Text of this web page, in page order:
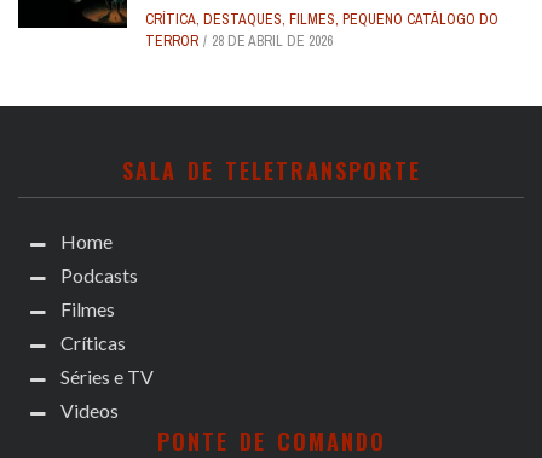
CRÍTICA, DESTAQUES, FILMES, PEQUENO CATÁLOGO DO
TERROR
28 DE ABRIL DE 2026
SALA DE TELETRANSPORTE
Home
Podcasts
Filmes
Críticas
Séries e TV
Videos
PONTE DE COMANDO